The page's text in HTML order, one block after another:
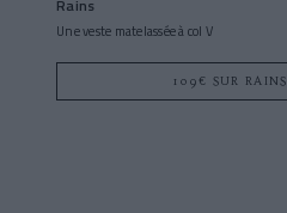
Rains
Une veste matelassée à col V
109€ SUR RAINS